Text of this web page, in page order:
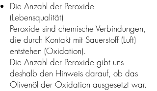
Die Anzahl der Peroxide
(Lebensqualität)
Peroxide sind chemische Verbindungen,
die durch Kontakt mit Sauerstoff (Luft)
entstehen (Oxidation).
Die Anzahl der Peroxide gibt uns
deshalb den Hinweis darauf, ob das
Olivenöl der Oxidation ausgesetzt war.